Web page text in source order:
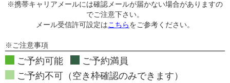
※携帯キャリアメールには確認メールが届かない場合がありますの
でご注意下さい。
メール受信許可設定はこちら をご参考ください。
※ご注意事項
ご予約可能
ご予約満員
ご予約不可（空き枠確認のみできます）